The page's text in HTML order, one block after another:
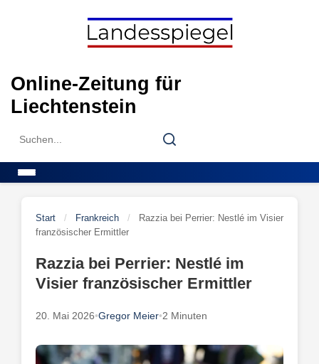
Online-Zeitung für
Liechtenstein
Search
Search
Start / Frankreich /
Razzia bei Perrier: Nestlé im Visier
französischer Ermittler
Razzia bei Perrier: Nestlé im
Visier französischer Ermittler
20. Mai 2026•Gregor Meier•2 Minuten